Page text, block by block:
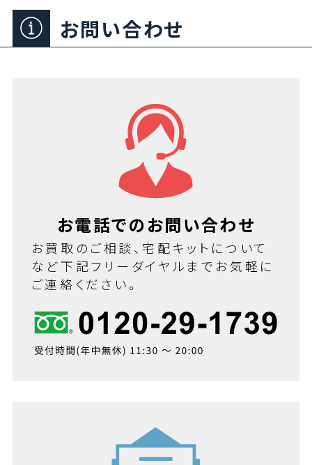
お問い合わせ
お電話でのお問い合わせ
お買取のご相談、宅配キットについて
など下記フリーダイヤルまでお気軽に
ご連絡ください。